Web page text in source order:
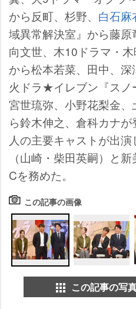
から反町、杉野、 白石麻
域異常解決室』から藤
向文世、木10ドラマ・木
から松本若菜、田中、深
火ドラ★イレブン『スノ
宮世琉弥、小野花梨金
ら鈴木伸之、倉科カナ
人の主要キャストが出
（山崎・柴田英嗣）と
Cを務めた。
この記事の画像
この記事の写